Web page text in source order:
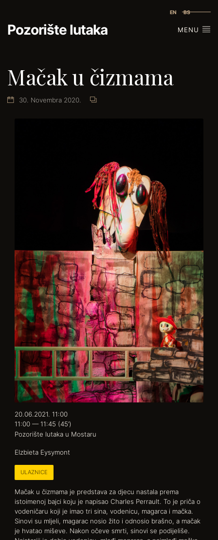
EN BS
Pozorište lutaka MENU
Mačak u čizmama
30. Novembra 2020.
Mačak u čizmama je predstava za djecu nastala prema
istoimenoj bajci koju je napisao Charles Perrault. To je priča o
vodeničaru koji je imao tri sina, vodenicu, magarca i mačka.
Sinovi su mljeli, magarac nosio žito i odnosio brašno, a mačak
je hvatao miševe. Nakon očeve smrti, sinovi se podijeliše.
20.06.2021. 11:00
11:00 — 11:45 (45’)
Pozorište lutaka u Mostaru
Elzbieta Eysymont
ULAZNICE